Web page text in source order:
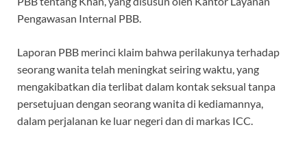
Pengawasan Internal PBB.
Laporan PBB merinci klaim bahwa perilakunya terhadap
seorang wanita telah meningkat seiring waktu, yang
mengakibatkan dia terlibat dalam kontak seksual tanpa
persetujuan dengan seorang wanita di kediamannya,
dalam perjalanan ke luar negeri dan di markas ICC.